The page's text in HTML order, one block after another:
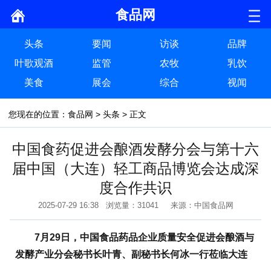
食品网
头条 要闻 访谈
品牌
叶歌观酒
监管 农牧
乳饮
美食
展会 综合 视闻
您现在的位置： 食品网 > 头条 > 正文
中国食药促进会酿酒发酵分会与第十六
届中国（大连）轻工商品博览会达成深
度合作共识
2025-07-29 16:38 浏览量：31041 来源：中国食品网
7月29日，中国食品药品企业质量安全促进会酿酒与
发酵产业分会秘书长叶青、副秘书长何冰一行莅临大连